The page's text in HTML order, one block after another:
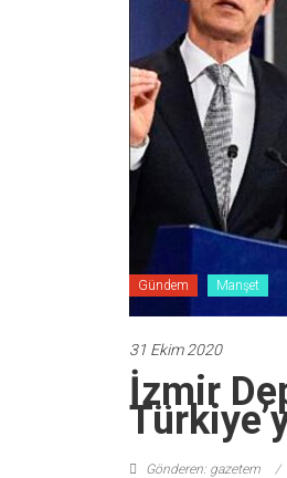
Gündem Manşet
31 Ekim 2020
İzmir
Gönderen: gazetem